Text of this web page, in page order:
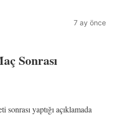
7 ay önce
Sonrası
sonrası yaptığı açıklamada